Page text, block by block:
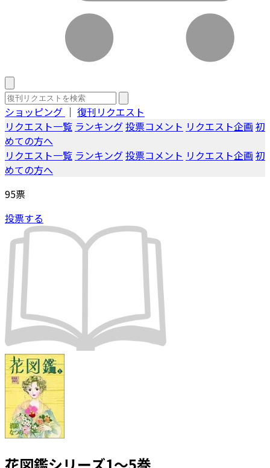
ショッピング ｜ 復刊リクエスト
リクエスト一覧 ランキング投票コメント リクエスト企画 初
めての方へ
リクエスト一覧 ランキング投票コメント リクエスト企画 初
めての方へ
95票
投票する